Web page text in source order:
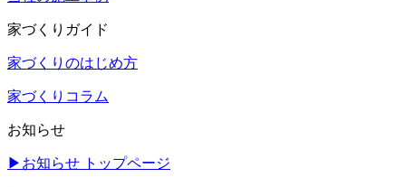
家づくりガイド
家づくりのはじめ方
家づくりコラム
お知らせ
▶ お知らせ トップページ